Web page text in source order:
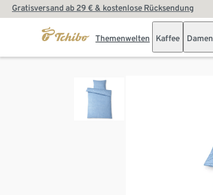
Gratisversand ab 29 € & kostenlose Rücksendung
Themenwelten Kaffee Damen